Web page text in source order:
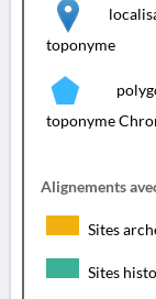
toponyme
toponyme
Alignements
Sites
Sites